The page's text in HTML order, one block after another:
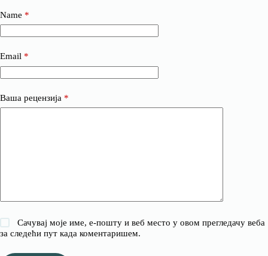
Name *
Email *
Ваша рецензија *
Сачувај моје име, е-пошту и веб место у овом прегледачу веба
за следећи пут када коментаришем.